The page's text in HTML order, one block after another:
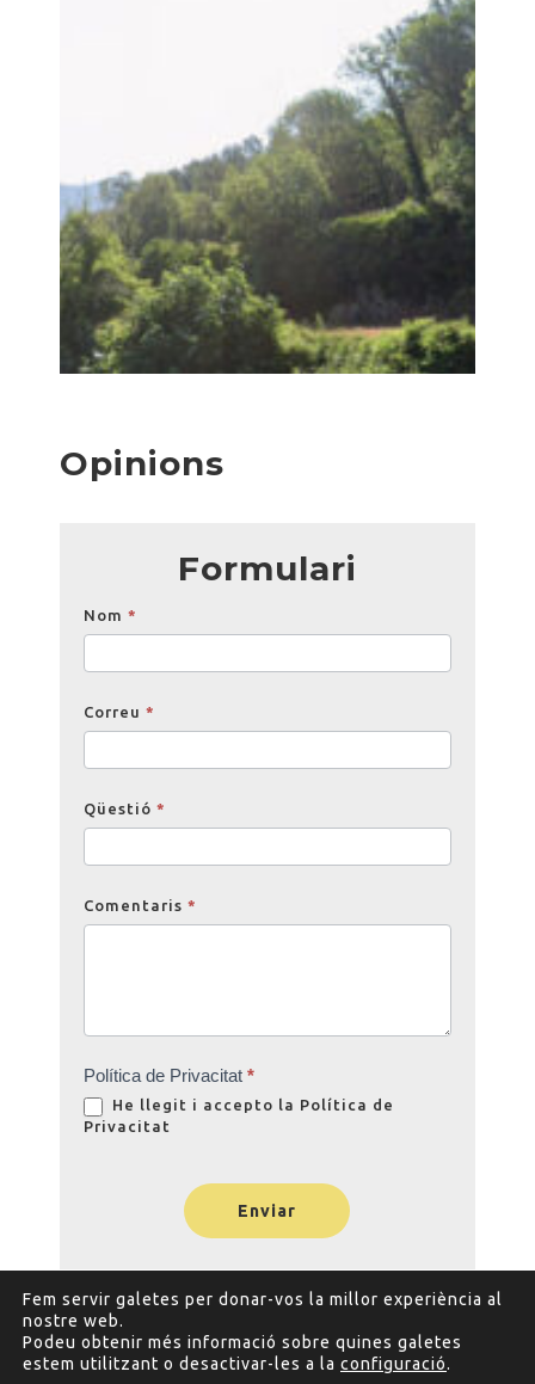
Opinions
Formulari
Opinions
Nom *
Correu *
Qüestió *
Comentaris *
Política de Privacitat *
He llegit i accepto la Política de
Privacitat
Enviar
Fem servir galetes per donar-vos la millor experiència al
nostre web.
Podeu obtenir més informació sobre quines galetes
estem utilitzant o desactivar-les a la configuració.